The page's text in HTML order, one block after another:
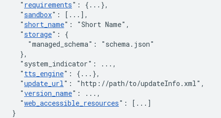
" requirements" : { ... },
"sandbox" : [ ... ] ,
"short_name" : "Short Name" ,
"storage" :
{
"managed_schema" :
"schema.json"
},
"system_indicator" : ... ,
" tts_engine" : { ... },
"update_url" : "http://path/to/updateInfo.xml" ,
"version_name" : ... ,
"web_accessible_resources" : [ ... ]
}